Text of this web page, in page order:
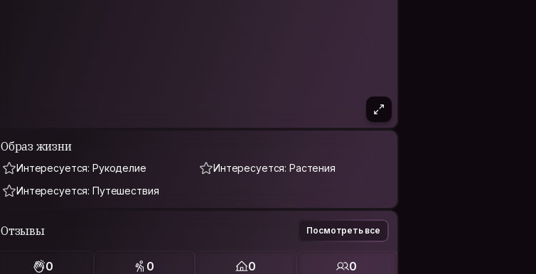
Образ жизни
Интересуется: Рукоделие
Интересуется: Растения
Интересуется: Путешествия
Отзывы Посмотреть все
0 0 0 0